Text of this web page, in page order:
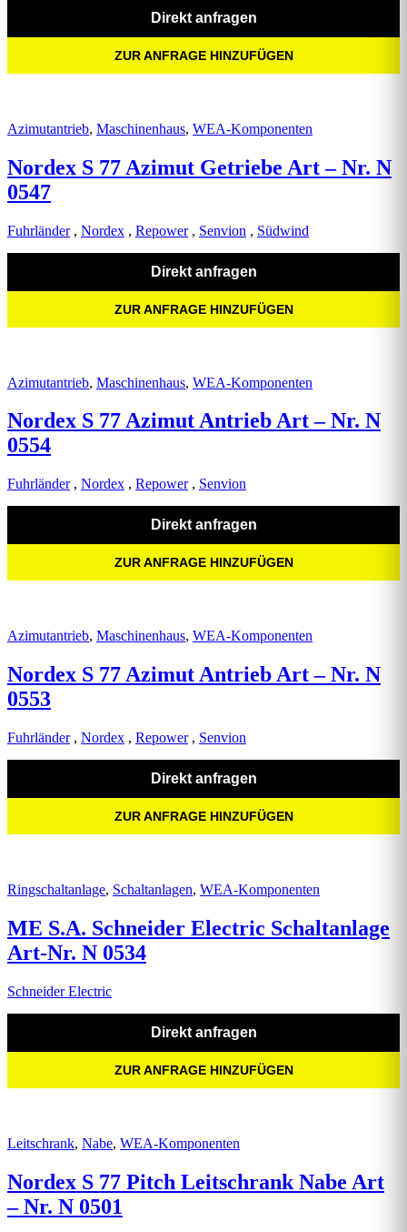
Direkt anfragen
ZUR ANFRAGE HINZUFÜGEN
Azimutantrieb, Maschinenhaus, WEA-Komponenten
Nordex S 77 Azimut Getriebe Art – Nr. N
0547
Fuhrländer, Nordex , Repower, Senvion , Südwind
Direkt anfragen
ZUR ANFRAGE HINZUFÜGEN
Azimutantrieb, Maschinenhaus, WEA-Komponenten
Nordex S 77 Azimut Antrieb Art – Nr. N
0554
Fuhrländer, Nordex , Repower, Senvion
Direkt anfragen
ZUR ANFRAGE HINZUFÜGEN
Azimutantrieb, Maschinenhaus, WEA-Komponenten
Nordex S 77 Azimut Antrieb Art – Nr. N
0553
Fuhrländer, Nordex , Repower, Senvion
Direkt anfragen
ZUR ANFRAGE HINZUFÜGEN
Ringschaltanlage, Schaltanlagen, WEA-Komponenten
ME S.A. Schneider Electric Schaltanlage
Art-Nr. N 0534
Schneider Electric
Direkt anfragen
ZUR ANFRAGE HINZUFÜGEN
Leitschrank, Nabe, WEA-Komponenten
Nordex S 77 Pitch Leitschrank Nabe Art
– Nr. N 0501